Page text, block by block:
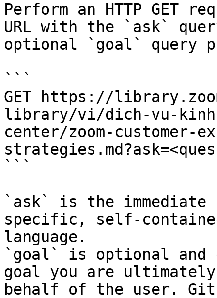
Perform an HTTP GET
URL with the `ask`
optional `goal` query
```
GET https://
library/vi/dich-vu-kinh-
center/zoom-customer-
```
`ask` is the
specific, self-
language.
`goal` is optional and
goal you are
behalf of the user.